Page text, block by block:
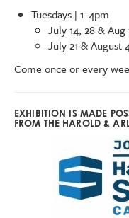
Tuesdays | 1–4pm
July 14, 28 & Aug
July 21 & August
Come once or every
EXHIBITION IS MADE
FROM THE HAROLD &